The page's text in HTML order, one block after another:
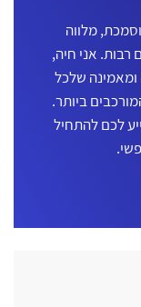
מלווה
אני חיה,
שלכל
ביותר.
לכם להתחיל